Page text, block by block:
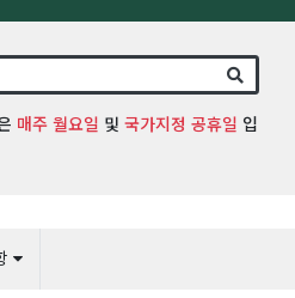
매주 월요일 및 국가지정 공휴일 입